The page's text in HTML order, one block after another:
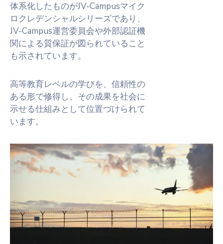
体系化したものがJV-Campusマイク
ロクレデンシャルシリーズであり、
JV-Campus運営委員会や外部認証機
関による質保証が図られていること
も示されています。
高等教育レベルの学びを、信頼性の
ある形で修得し、その成果を社会に
示せる仕組みとして位置づけられて
います。